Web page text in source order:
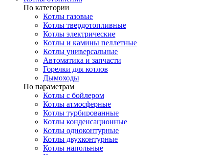
По категории
Котлы газовые
Котлы твердотопливные
Котлы электрические
Котлы и камины пеллетные
Котлы универсальные
Автоматика и запчасти
Горелки для котлов
Дымоходы
По параметрам
Котлы с бойлером
Котлы атмосферные
Котлы турбированные
Котлы конденсационные
Котлы одноконтурные
Котлы двухконтурные
Котлы напольные